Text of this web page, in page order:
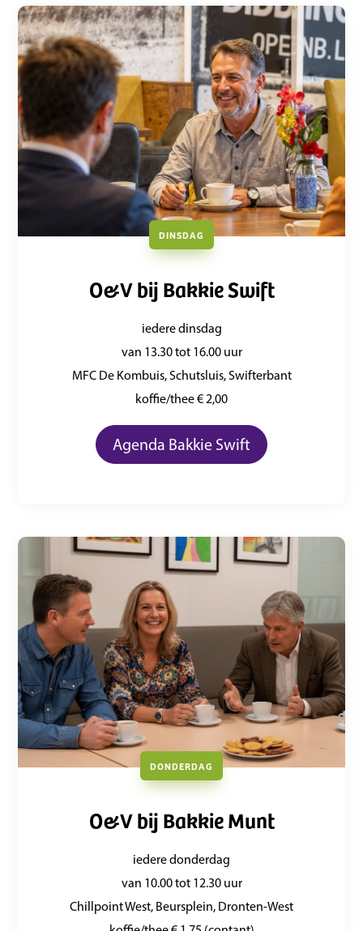
DINSDAG
O&V bij Bakkie Swift
iedere dinsdag
van 13.30 tot 16.00 uur
MFC De Kombuis, Schutsluis, Swifterbant
koffie/thee € 2,00
Agenda Bakkie Swift
DONDERDAG
O&V bij Bakkie Munt
iedere donderdag
van 10.00 tot 12.30 uur
Chillpoint West, Beursplein, Dronten-West